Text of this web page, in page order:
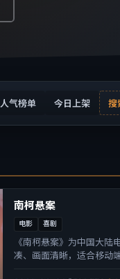
人气榜单 今日上架 搜
南柯悬案
电影 喜剧
《南柯悬案》为中国大陆
凑、画面清晰，适合移动